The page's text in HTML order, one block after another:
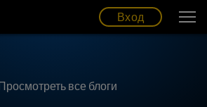
Вход
все блоги